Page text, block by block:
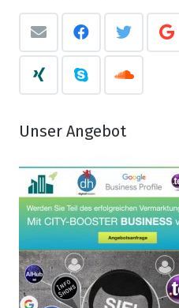
Unser Angebot